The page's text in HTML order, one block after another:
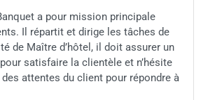
a pour mission principale
Il répartit et dirige les tâches de
de Maître d’hôtel, il doit assurer un
satisfaire la clientèle et n’hésite
attentes du client pour répondre à